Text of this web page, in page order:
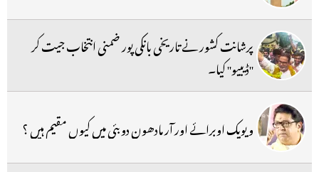
پرشانت کشور نے تاریخی بانکی پور ضمنی انتخاب جیت کر
''ڈیبیو'' کیا۔
ویویک اوبرائے اور آر مادھون دوبئی میں کیوں مقیم ہیں ؟